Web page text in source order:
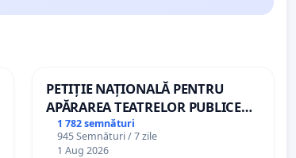
PETIȚIE NAȚIONALĂ PENTRU
APĂRAREA TEATRELOR PUBLICE
DE REPERTORIU DIN ROMÂNIA
1 782 semnături
945 Semnături / 7 zile
1 Aug 2026